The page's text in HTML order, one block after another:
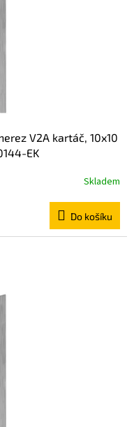
V2A kartáč, 10x10
EK
Skladem
Do košíku